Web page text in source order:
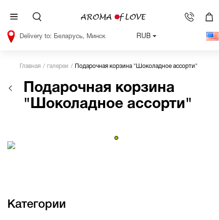
Беларусь, Минск RUB
Главная галереи Подарочная корзина "Шоколадное ассорти"
Подарочная корзина
"Шоколадное ассорти"
Категории